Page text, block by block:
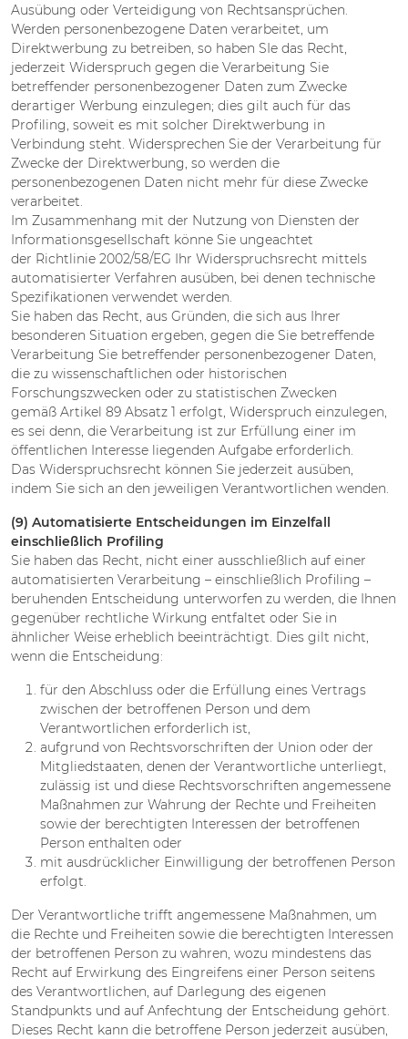
Ausübung oder Verteidigung von Rechtsansprüchen.
Werden personenbezogene Daten verarbeitet, um
Direktwerbung zu betreiben, so haben SIe das Recht,
jederzeit Widerspruch gegen die Verarbeitung Sie
betreffender personenbezogener Daten zum Zwecke
derartiger Werbung einzulegen; dies gilt auch für das
Profiling, soweit es mit solcher Direktwerbung in
Verbindung steht. Widersprechen Sie der Verarbeitung für
Zwecke der Direktwerbung, so werden die
personenbezogenen Daten nicht mehr für diese Zwecke
verarbeitet.
Im Zusammenhang mit der Nutzung von Diensten der
Informationsgesellschaft könne Sie ungeachtet
der Richtlinie 2002/58/EG Ihr Widerspruchsrecht mittels
automatisierter Verfahren ausüben, bei denen technische
Spezifikationen verwendet werden.
Sie haben das Recht, aus Gründen, die sich aus Ihrer
besonderen Situation ergeben, gegen die Sie betreffende
Verarbeitung Sie betreffender personenbezogener Daten,
die zu wissenschaftlichen oder historischen
Forschungszwecken oder zu statistischen Zwecken
gemäß Artikel 89 Absatz 1 erfolgt, Widerspruch einzulegen,
es sei denn, die Verarbeitung ist zur Erfüllung einer im
öffentlichen Interesse liegenden Aufgabe erforderlich.
Das Widerspruchsrecht können Sie jederzeit ausüben,
indem Sie sich an den jeweiligen Verantwortlichen wenden.
(9) Automatisierte Entscheidungen im Einzelfall
einschließlich Profiling
Sie haben das Recht, nicht einer ausschließlich auf einer
automatisierten Verarbeitung – einschließlich Profiling –
beruhenden Entscheidung unterworfen zu werden, die Ihnen
gegenüber rechtliche Wirkung entfaltet oder Sie in
ähnlicher Weise erheblich beeinträchtigt. Dies gilt nicht,
wenn die Entscheidung:
für den Abschluss oder die Erfüllung eines Vertrags
zwischen der betroffenen Person und dem
Verantwortlichen erforderlich ist,
aufgrund von Rechtsvorschriften der Union oder der
Mitgliedstaaten, denen der Verantwortliche unterliegt,
zulässig ist und diese Rechtsvorschriften angemessene
Maßnahmen zur Wahrung der Rechte und Freiheiten
sowie der berechtigten Interessen der betroffenen
Person enthalten oder
mit ausdrücklicher Einwilligung der betroffenen Person
erfolgt.
Der Verantwortliche trifft angemessene Maßnahmen, um
die Rechte und Freiheiten sowie die berechtigten Interessen
der betroffenen Person zu wahren, wozu mindestens das
Recht auf Erwirkung des Eingreifens einer Person seitens
des Verantwortlichen, auf Darlegung des eigenen
Standpunkts und auf Anfechtung der Entscheidung gehört.
Dieses Recht kann die betroffene Person jederzeit ausüben,